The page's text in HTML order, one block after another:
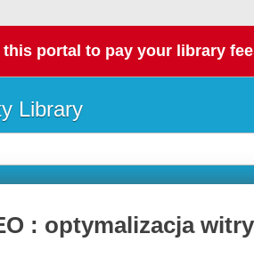
this portal to pay your library
Library
: optymalizacja